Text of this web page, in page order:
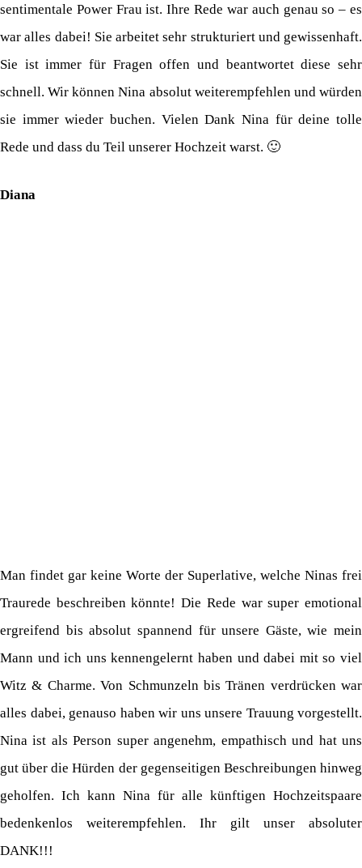
sentimentale Power Frau ist. Ihre Rede war auch genau so – es
war alles dabei! Sie arbeitet sehr strukturiert und gewissenhaft.
Sie ist immer für Fragen offen und beantwortet diese sehr
schnell. Wir können Nina absolut weiterempfehlen und würden
sie immer wieder buchen. Vielen Dank Nina für deine tolle
Rede und dass du Teil unserer Hochzeit warst. 🙂
Diana
Man findet gar keine Worte der Superlative, welche Ninas frei
Traurede beschreiben könnte! Die Rede war super emotional
ergreifend bis absolut spannend für unsere Gäste, wie mein
Mann und ich uns kennengelernt haben und dabei mit so viel
Witz & Charme. Von Schmunzeln bis Tränen verdrücken war
alles dabei, genauso haben wir uns unsere Trauung vorgestellt.
Nina ist als Person super angenehm, empathisch und hat uns
gut über die Hürden der gegenseitigen Beschreibungen hinweg
geholfen. Ich kann Nina für alle künftigen Hochzeitspaare
bedenkenlos weiterempfehlen. Ihr gilt unser absoluter
DANK!!!